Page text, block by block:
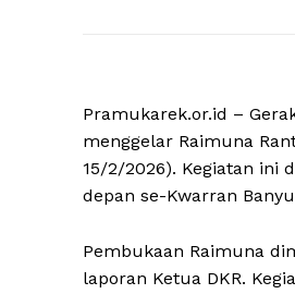
Pramukarek.or.id –
menggelar Raimuna
15/2/2026). Kegiatan ini
depan se-Kwarran
Pembukaan Raimuna
laporan Ketua DKR.